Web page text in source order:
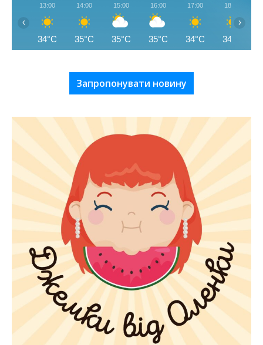
13:00
34°C
14:00
35°C
15:00
35°C
16:00
35°C
17:00
34°C
18:00
34°C
‹ ›
Запропонувати новину